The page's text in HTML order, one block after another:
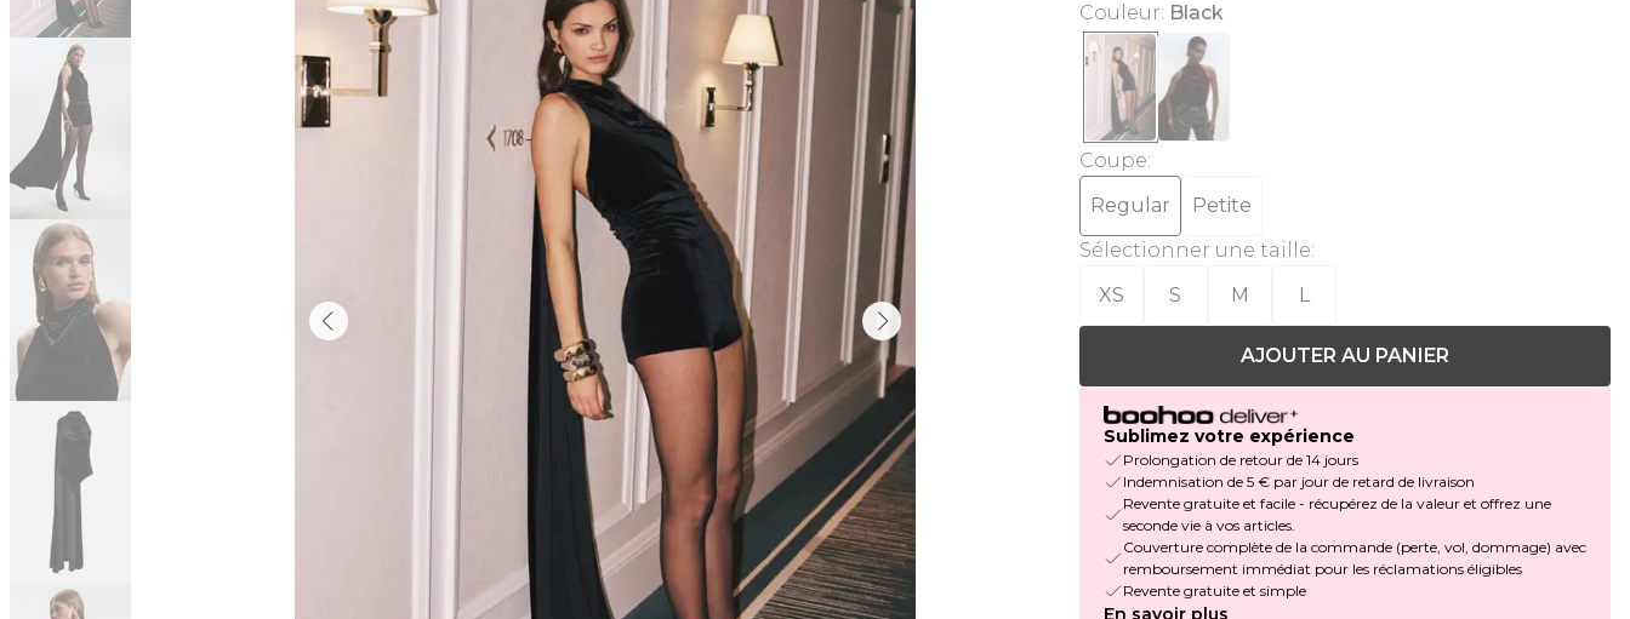
Couleur: Black
Coupe:
Regular
Petite
Sélectionner une taille:
XS
S M L
AJOUTER AU PANIER
Sublimez votre expérience
Prolongation de retour de 14 jours
Indemnisation de 5 € par jour de retard de livraison
Revente gratuite et facile - récupérez de la valeur et offrez une
seconde vie à vos articles.
Couverture complète de la commande (perte, vol, dommage) avec
remboursement immédiat pour les réclamations éligibles
Revente gratuite et simple
En savoir plus